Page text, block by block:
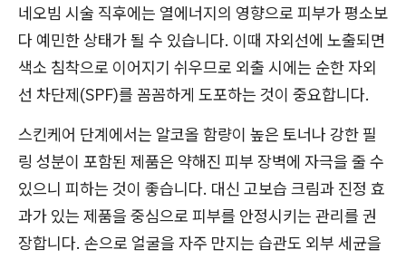
네오빔 시술 직후에는 열에너지의 영향으로 피부가 평소보
다 예민한 상태가 될 수 있습니다. 이때 자외선에 노출되면
색소 침착으로 이어지기 쉬우므로 외출 시에는 순한 자외
선 차단제(SPF)를 꼼꼼하게 도포하는 것이 중요합니다.
스킨케어 단계에서는 알코올 함량이 높은 토너나 강한 필
링 성분이 포함된 제품은 약해진 피부 장벽에 자극을 줄 수
있으니 피하는 것이 좋습니다. 대신 고보습 크림과 진정 효
과가 있는 제품을 중심으로 피부를 안정시키는 관리를 권
장합니다. 손으로 얼굴을 자주 만지는 습관도 외부 세균을